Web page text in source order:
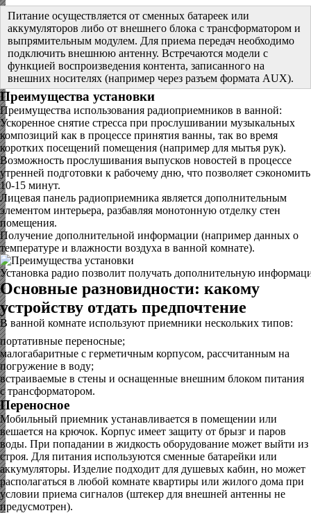
Питание осуществляется от сменных батареек или
аккумуляторов либо от внешнего блока с трансформатором и
выпрямительным модулем. Для приема передач необходимо
подключить внешнюю антенну. Встречаются модели с
функцией воспроизведения контента, записанного на
внешних носителях (например через разъем формата AUX).
Преимущества установки
Преимущества использования радиоприемников в ванной:
Ускоренное снятие стресса при прослушивании музыкальных
композиций как в процессе принятия ванны, так во время
коротких посещений помещения (например для мытья рук).
Возможность прослушивания выпусков новостей в процессе
утренней подготовки к рабочему дню, что позволяет сэкономить
10-15 минут.
Лицевая панель радиоприемника является дополнительным
элементом интерьера, разбавляя монотонную отделку стен
помещения.
Получение дополнительной информации (например данных о
температуре и влажности воздуха в ванной комнате).
Установка радио позволит получать дополнительную
Основные разновидности: какому
устройству отдать предпочтение
В ванной комнате используют приемники нескольких типов:
портативные переносные;
малогабаритные с герметичным корпусом, рассчитанным на
погружение в воду;
встраиваемые в стены и оснащенные внешним блоком питания
с трансформатором.
Переносное
Мобильный приемник устанавливается в помещении или
вешается на крючок. Корпус имеет защиту от брызг и паров
воды. При попадании в жидкость оборудование может выйти из
строя. Для питания используются сменные батарейки или
аккумуляторы. Изделие подходит для душевых кабин, но может
располагаться в любой комнате квартиры или жилого дома при
условии приема сигналов (штекер для внешней антенны не
предусмотрен).